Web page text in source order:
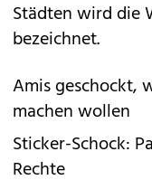
Städten wird die
bezeichnet.
Amis geschockt,
machen wollen
Sticker-Schock:
Rechte